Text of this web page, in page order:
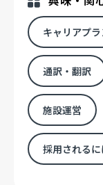
キャリアプラ
通訳・翻訳
施設運営
採用される